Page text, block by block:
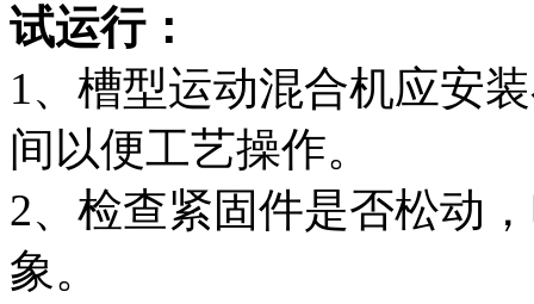
试运行：
1、槽型运动混合机应安
间以便工艺操作。
2、检查紧固件是否松动
象。